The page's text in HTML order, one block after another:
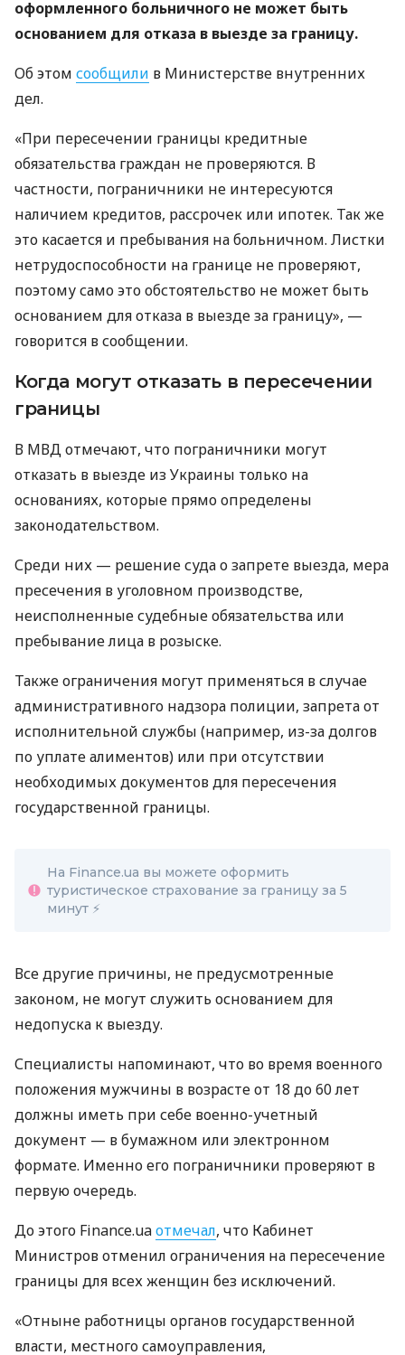
оформленного больничного не может быть
основанием для отказа в выезде за границу.
Об этом сообщили в Министерстве внутренних
дел.
«При пересечении границы кредитные
обязательства граждан не проверяются. В
частности, пограничники не интересуются
наличием кредитов, рассрочек или ипотек. Так же
это касается и пребывания на больничном. Листки
нетрудоспособности на границе не проверяют,
поэтому само это обстоятельство не может быть
основанием для отказа в выезде за границу», —
говорится в сообщении.
Когда могут отказать в пересечении
границы
В МВД отмечают, что пограничники могут
отказать в выезде из Украины только на
основаниях, которые прямо определены
законодательством.
Среди них — решение суда о запрете выезда, мера
пресечения в уголовном производстве,
неисполненные судебные обязательства или
пребывание лица в розыске.
Также ограничения могут применяться в случае
административного надзора полиции, запрета от
исполнительной службы (например, из-за долгов
по уплате алиментов) или при отсутствии
необходимых документов для пересечения
государственной границы.
На Finance.ua вы можете оформить
туристическое страхование за границу за 5
минут ⚡
Все другие причины, не предусмотренные
законом, не могут служить основанием для
недопуска к выезду.
Специалисты напоминают, что во время военного
положения мужчины в возрасте от 18 до 60 лет
должны иметь при себе военно-учетный
документ — в бумажном или электронном
формате. Именно его пограничники проверяют в
первую очередь.
До этого Finance.uaотмечал, что Кабинет
Министров отменил ограничения на пересечение
границы для всех женщин без исключений.
«Отныне работницы органов государственной
власти, местного самоуправления,